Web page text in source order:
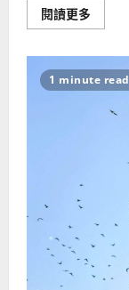
閱讀更多
more
采
取
1 minute read